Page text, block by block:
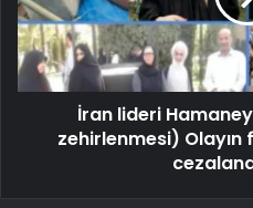
İran lideri
zehirlenmesi) Olayın